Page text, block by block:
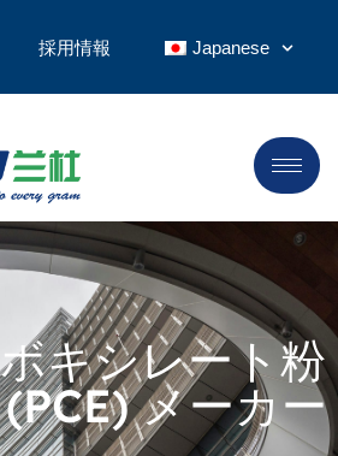
採用情報 Japanese
キシレート粉
メーカー